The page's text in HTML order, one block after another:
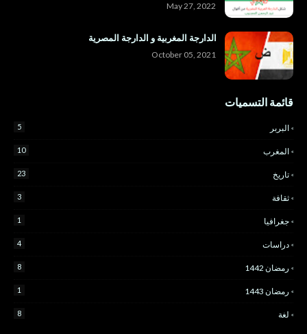
May 27, 2022
الدارجة المغربية و الدارجة المصرية
October 05, 2021
قائمة التسميات
البربر 5
المغرب 10
تاريخ 23
ثقافة 3
جغرافيا 1
دراسات 4
رمضان 1442 8
رمضان 1443 1
لغة 8